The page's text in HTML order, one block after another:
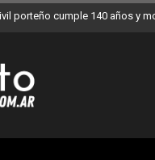
sumó 12 nuevos Bares